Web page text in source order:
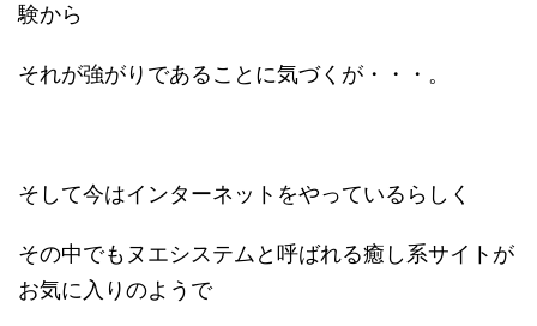
験から
それが強がりであることに気づくが・・・。
そして今はインターネットをやっているらしく
その中でもヌエシステムと呼ばれる癒し系サイトが
お気に入りのようで